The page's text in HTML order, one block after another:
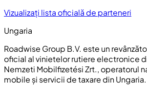
Vizualizați lista oficială de parteneri
Ungaria
Roadwise Group B.V. este un
oficial al vinietelor rutiere electronice
Nemzeti Mobilfizetési Zrt., operatorul
mobile și servicii de taxare din Ungaria.